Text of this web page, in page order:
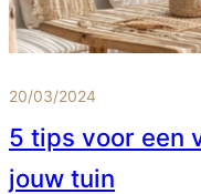
20/03/2024
5 tips voor een
jouw tuin